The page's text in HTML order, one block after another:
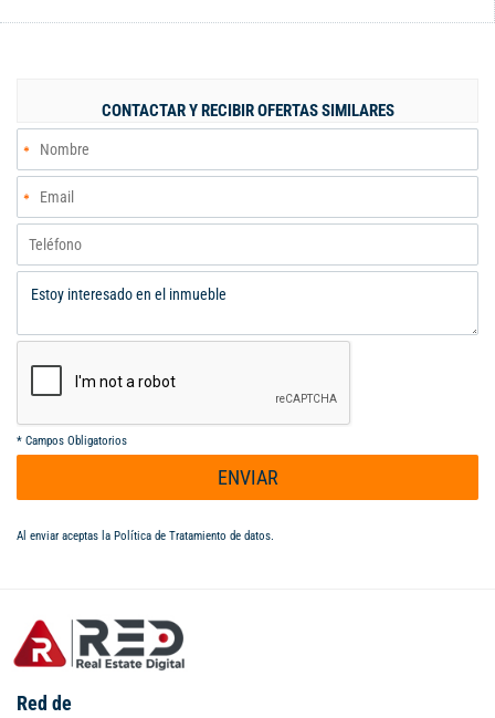
supermercados, centros médicos, vías principales y transporte
alcobas, la principal con baño privado, sala, comedor, sala de
estar,baño social y de alcobas, finos acabados, alcoba de
servicio con baño privado, zona de lavanderìa, portería
presencial. piscina y terraza social.
CONTACTAR Y RECIBIR OFERTAS SIMILARES
* Campos Obligatorios
ENVIAR
Al enviar aceptas la Política de Tratamiento de datos.
Red de